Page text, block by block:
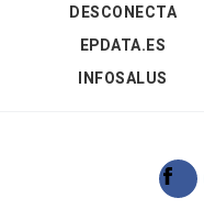
DESCONECTA
EPDATA.ES
INFOSALUS